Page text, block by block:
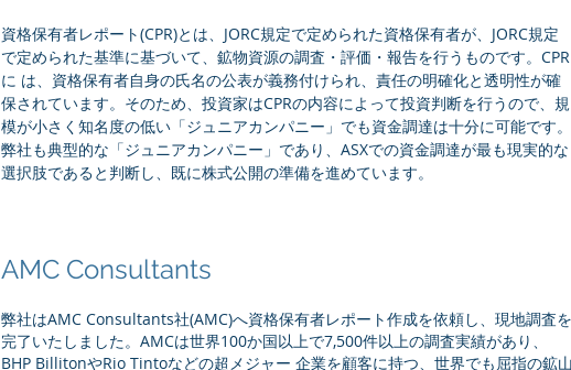
資格保有者レポート(CPR)とは、JORC規定で定められた資格保有者が、JORC規定
で定められた基準に基づいて、鉱物資源の調査・評価・報告を行うものです。CPR
に は、資格保有者自身の氏名の公表が義務付けられ、責任の明確化と透明性が確
保されています。そのため、投資家はCPRの内容によって投資判断を行うので、規
模が小さく知名度の低い「ジュニアカンパニー」でも資金調達は十分に可能です。
弊社も典型的な「ジュニアカンパニー」であり、ASXでの​資金調達が最も現実的な
選択肢であると判断し、既に株式公開の準備を進めています。
AMC Consultants
弊社はAMC Consultants社(AMC)へ資格保有者レポート作成を依頼し、現地調査を
完了いたしました。AMCは世界100か国以上で7,500件以上の調査実績があり、
BHP BillitonやRio Tintoなどの超メジャー 企業を顧客に持つ、世界でも屈指の鉱山